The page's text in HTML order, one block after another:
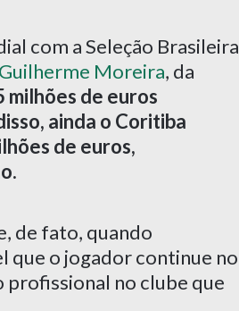
com a Seleção Brasileira
Moreira, da
milhões de euros
ainda o Coritiba
de euros,
de fato, quando
que o jogador continue no
profissional no clube que